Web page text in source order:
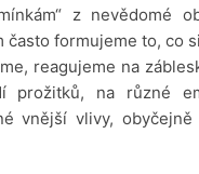
z nevědomé
často formujeme to, co
reagujeme na
prožitků, na různé
vnější vlivy, obyčejně